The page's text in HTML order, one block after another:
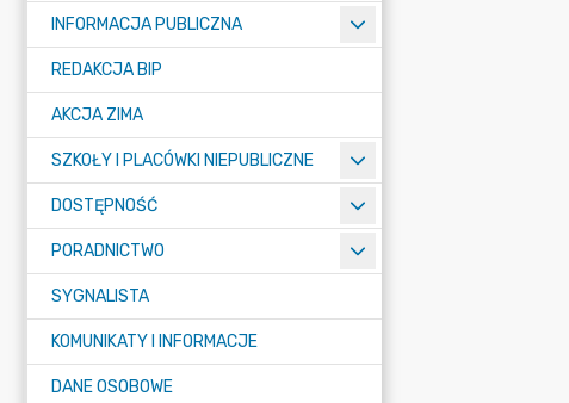
INFORMACJA PUBLICZNA
REDAKCJA BIP
AKCJA ZIMA
SZKOŁY I PLACÓWKI NIEPUBLICZNE
DOSTĘPNOŚĆ
PORADNICTWO
SYGNALISTA
KOMUNIKATY I INFORMACJE
DANE OSOBOWE